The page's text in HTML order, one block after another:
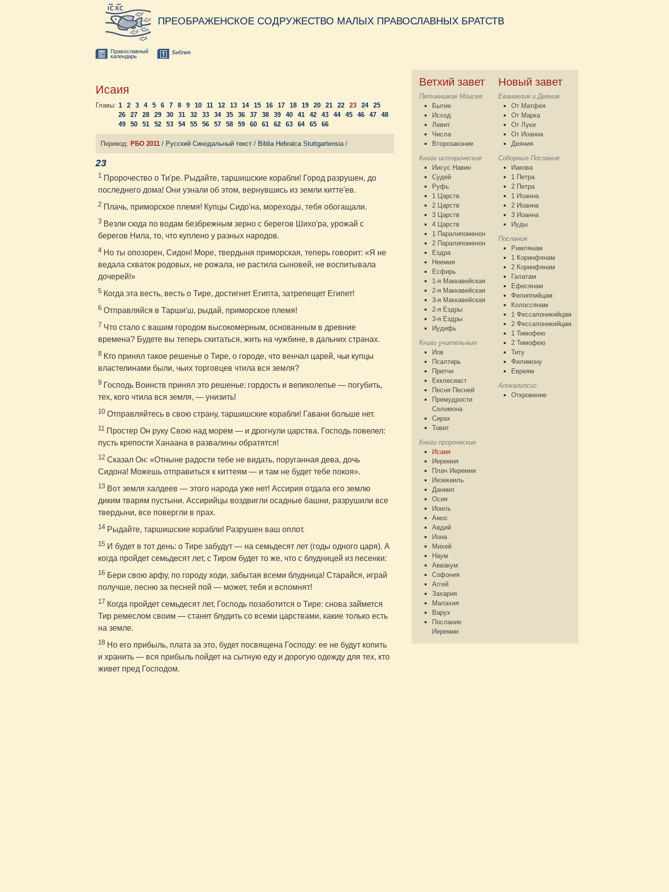
ПРЕОБРАЖЕНСКОЕ СОДРУЖЕСТВО МАЛЫХ ПРАВОСЛАВНЫХ БРАТСТВ
Православный
календарь
Библия
Исаия
Главы: 1 2 3 4 5 6 7 8 9 10 11 12 13 14 15 16 17 18 19 20 21 22 23 24
25
26
27 28 29 30 31 32 33 34 35 36 37 38 39 40 41 42 43 44 45 46 47
48
49
50 51 52 53 54 55 56 57 58 59 60 61 62 63 64 65 66
Перевод: РБО 2011 / Русский Синодальный текст / Biblia Hebraica Stuttgartensia /
23
1 Пророчество о Ти'ре. Рыдайте, таршишские корабли! Город разрушен, до
последнего дома! Они узнали об этом, вернувшись из земли китте'ев.
2 Плачь, приморское племя! Купцы Сидо'на, мореходы, тебя обогащали.
3 Везли сюда по водам безбрежным зерно с берегов Шихо'ра, урожай с
берегов Нила, то, что куплено у разных народов.
4 Но ты опозорен, Сидон! Море, твердыня приморская, теперь говорит: «Я не
ведала схваток родовых, не рожала, не растила сыновей, не воспитывала
дочерей!»
5 Когда эта весть, весть о Тире, достигнет Египта, затрепещет Египет!
6 Отправляйся в Тарши'ш, рыдай, приморское племя!
7 Что стало с вашим городом высокомерным, основанным в древние
времена? Будете вы теперь скитаться, жить на чужбине, в дальних странах.
8 Кто принял такое решенье о Тире, о городе, что венчал царей, чьи купцы
властелинами были, чьих торговцев чтила вся земля?
9 Господь Воинств принял это решенье: гордость и великолепье — погубить,
тех, кого чтила вся земля, — унизить!
10 Отправляйтесь в свою страну, таршишские корабли! Гавани больше нет.
11 Простер Он руку Свою над морем — и дрогнули царства. Господь повелел:
пусть крепости Ханаана в развалины обратятся!
12 Сказал Он: «Отныне радости тебе не видать, поруганная дева, дочь
Сидона! Можешь отправиться к киттеям — и там не будет тебе покоя».
13 Вот земля халдеев — этого народа уже нет! Ассирия отдала его землю
диким тварям пустыни. Ассирийцы воздвигли осадные башни, разрушили все
твердыни, все повергли в прах.
14 Рыдайте, таршишские корабли! Разрушен ваш оплот.
15 И будет в тот день: о Тире забудут — на семьдесят лет (годы одного царя). А
когда пройдет семьдесят лет, с Тиром будет то же, что с блудницей из песенки:
16 Бери свою арфу, по городу ходи, забытая всеми блудница! Старайся, играй
получше, песню за песней пой — может, тебя и вспомнят!
17 Когда пройдет семьдесят лет, Господь позаботится о Тире: снова займется
Тир ремеслом своим — станет блудить со всеми царствами, какие только есть
на земле.
18 Но его прибыль, плата за это, будет посвящена Господу: ее не будут копить
и хранить — вся прибыль пойдет на сытную еду и дорогую одежду для тех, кто
живет пред Господом.
Ветхий завет
Пятикнижие Моисея
Бытие
Исход
Левит
Числа
Второзаконие
Книги исторические
Иисус Навин
Судей
Руфь
1 Царств
2 Царств
3 Царств
4 Царств
1 Паралипоменон
2 Паралипоменон
Ездра
Неемия
Есфирь
1-я Маккавейская
2-я Маккавейская
3-я Маккавейская
2-я Ездры
3-я Ездры
Иудифь
Книги учительные
Иов
Псалтирь
Притчи
Екклесиаст
Песня Песней
Премудрости
Соломона
Сирах
Товит
Книги пророческие
Исаия
Иеремия
Плач Иеремии
Иезекииль
Даниил
Осия
Иоиль
Амос
Авдий
Иона
Михей
Наум
Аввакум
Софония
Аггей
Захария
Малахия
Варух
Послание
Иеремии
Новый завет
Евангелия и Деяния
От Матфея
От Марка
От Луки
От Иоанна
Деяния
Соборные Послания
Иакова
1 Петра
2 Петра
1 Иоанна
2 Иоанна
3 Иоанна
Иуды
Послания
Римлянам
1 Коринфянам
2 Коринфянам
Галатам
Ефесянам
Филиппийцам
Колоссянам
1 Фессалоникийцам
2 Фессалоникийцам
1 Тимофею
2 Тимофею
Титу
Филимону
Евреям
Апокалипсис
Откровение